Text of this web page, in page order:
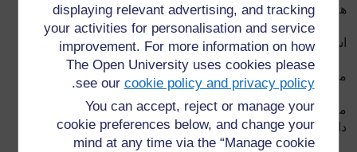
displaying relevant advertising, and tracking
your activities for personalisation and service
improvement. For more information on how
The Open University uses cookies please
see our cookie policy and privacy policy
.
You can accept, reject or manage your
cookie preferences below, and change your
mind at any time via the “Manage cookie
هل هو مقصور على الفصل الدراسي؟
استمع إلى خطط المعلمة فلورينس المتعلقة بفصلها.
ما الذي تعلمته المعلمة فلورينس من هذه الحادثة؟
ما الذي كان ينبغي عليها فعله حتى تجعل جميع الآباء (في صفها)
داعمين لرحلة الفصل الدراسي؟